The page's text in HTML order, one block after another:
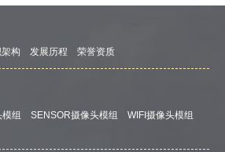
构 发展历程 荣誉资质
组 SENSOR摄像头模组
WIFI摄像头模组